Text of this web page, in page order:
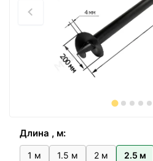
Длина , м:
1 м 1.5 м 2 м 2.5 м